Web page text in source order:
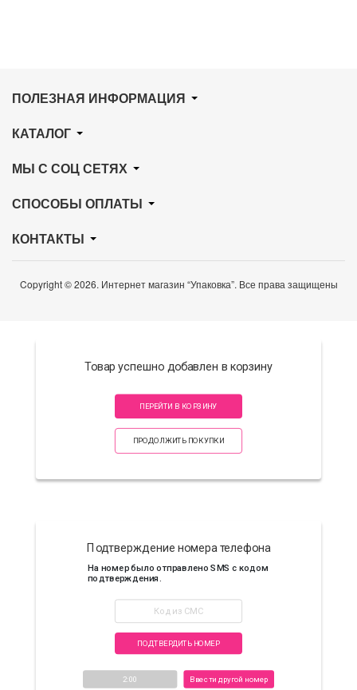
ПОЛЕЗНАЯ ИНФОРМАЦИЯ
КАТАЛОГ
МЫ С СОЦ СЕТЯХ
СПОСОБЫ ОПЛАТЫ
КОНТАКТЫ
Copyright © 2026. Интернет магазин “Упаковка”. Все права защищены
Товар успешно добавлен в корзину
ПЕРЕЙТИ В КОРЗИНУ
ПРОДОЛЖИТЬ ПОКУПКИ
Подтверждение номера телефона
На номербыло отправлено SMS с кодом
подтверждения.
ПОДТВЕРДИТЬ НОМЕР
2:00 Ввести другой номер